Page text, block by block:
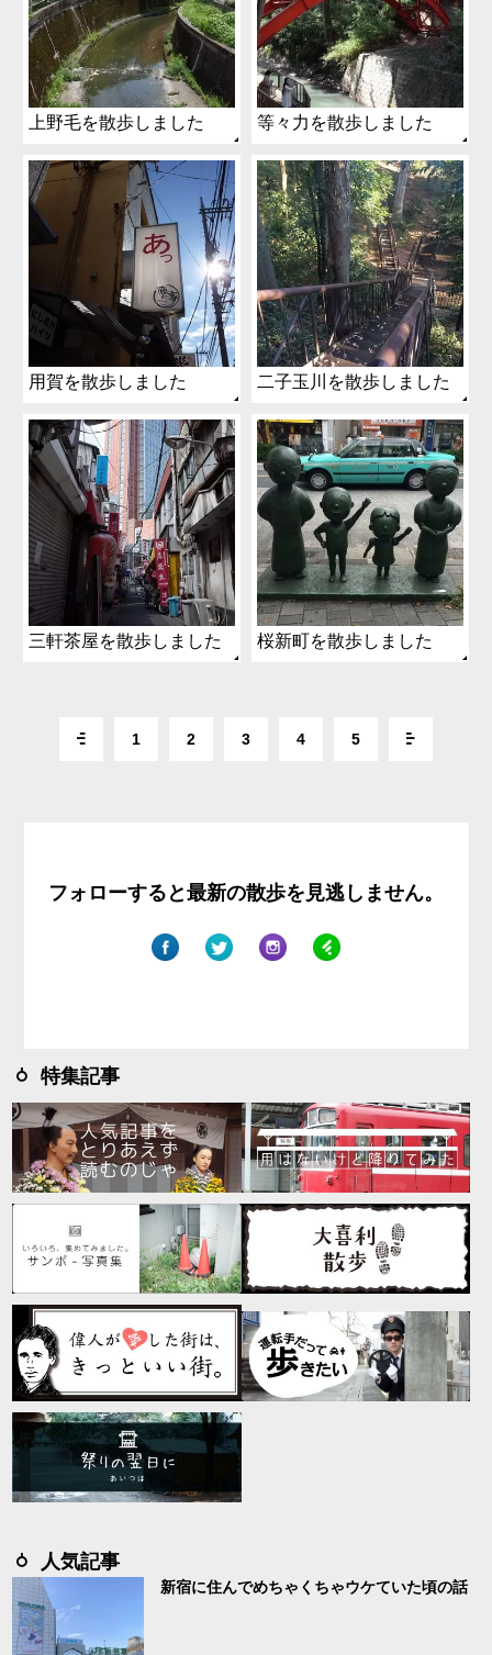
上野毛を散歩しました 等々力を散歩しました
用賀を散歩しました 二子玉川を散歩しました
三軒茶屋を散歩しました 桜新町を散歩しました
1 2 3 4 5
フォローすると最新の散歩を見逃しません。
特集記事
人気記事
新宿に住んでめちゃくちゃウケていた頃の話